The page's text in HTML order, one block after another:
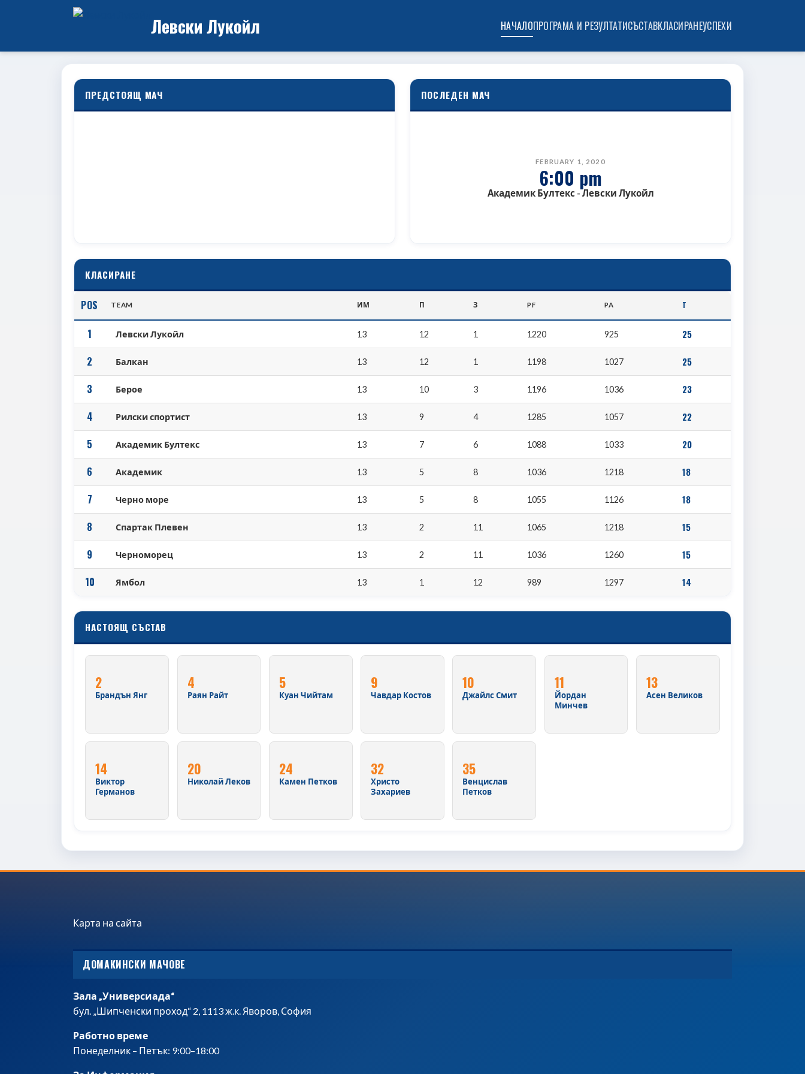
Левски Лукойл НАЧАЛОПРОГРАМА И РЕЗУЛТАТИСЪСТАВКЛАСИРАНЕУСПЕХИ
ПРЕДСТОЯЩ МАЧ ПОСЛЕДЕН МАЧ
FEBRUARY 1, 2020
6:00 pm
Академик Бултекс - Левски Лукойл
КЛАСИРАНЕ
POS TEAM ИМ П З PF PA Т
1 Левски Лукойл 13 12 1 1220 925 25
2 Балкан 13 12 1 1198 1027 25
3 Берое 13 10 3 1196 1036 23
4 Рилски спортист 13 9 4 1285 1057 22
5 Академик Бултекс 13 7 6 1088 1033 20
6 Академик 13 5 8 1036 1218 18
7 Черно море 13 5 8 1055 1126 18
8 Спартак Плевен 13 2 11 1065 1218 15
9 Черноморец 13 2 11 1036 1260 15
10 Ямбол 13 1 12 989 1297 14
НАСТОЯЩ СЪСТАВ
2
Брандън Янг
4
Раян Райт
5
Куан Чийтам
9
Чавдар Костов
10
Джайлс Смит
11
Йордан
Минчев
13
Асен Великов
14
Виктор
Германов
20
Николай Леков
24
Камен Петков
32
Христо
Захариев
35
Венцислав
Петков
Карта на сайта
ДОМАКИНСКИ МАЧОВЕ
Зала „Универсиада“
бул. „Шипченски проход“ 2, 1113 ж.к. Яворов, София
Работно време
Понеделник – Петък: 9:00–18:00